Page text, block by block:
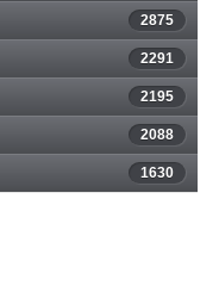
2875
2291
2195
2088
1630